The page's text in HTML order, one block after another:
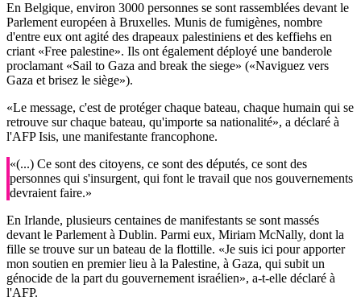
En Belgique, environ 3000 personnes se sont rassemblées devant le
Parlement européen à Bruxelles. Munis de fumigènes, nombre
d'entre eux ont agité des drapeaux palestiniens et des keffiehs en
criant «Free palestine». Ils ont également déployé une banderole
proclamant «Sail to Gaza and break the siege» («Naviguez vers
Gaza et brisez le siège»).
«Le message, c'est de protéger chaque bateau, chaque humain qui se
retrouve sur chaque bateau, qu'importe sa nationalité», a déclaré à
l'AFP Isis, une manifestante francophone.
«(...) Ce sont des citoyens, ce sont des députés, ce sont des
personnes qui s'insurgent, qui font le travail que nos gouvernements
devraient faire.»
En Irlande, plusieurs centaines de manifestants se sont massés
devant le Parlement à Dublin. Parmi eux, Miriam McNally, dont la
fille se trouve sur un bateau de la flottille. «Je suis ici pour apporter
mon soutien en premier lieu à la Palestine, à Gaza, qui subit un
génocide de la part du gouvernement israélien», a-t-elle déclaré à
l'AFP.